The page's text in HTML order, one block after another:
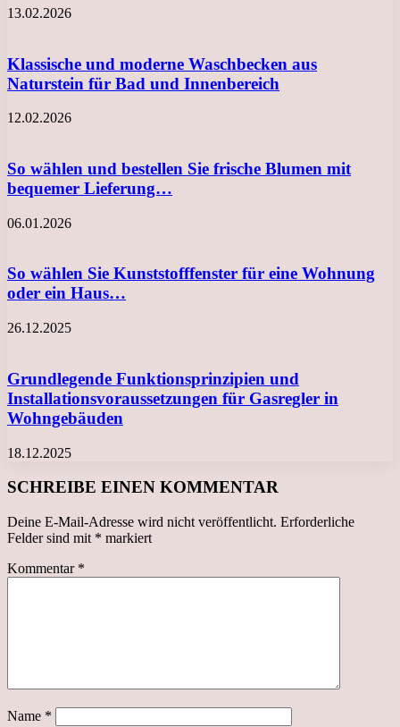
13.02.2026
Klassische und moderne Waschbecken aus
Naturstein für Bad und Innenbereich
12.02.2026
So wählen und bestellen Sie frische Blumen mit
bequemer Lieferung…
06.01.2026
So wählen Sie Kunststofffenster für eine Wohnung
oder ein Haus…
26.12.2025
Grundlegende Funktionsprinzipien und
Installationsvoraussetzungen für Gasregler in
Wohngebäuden
18.12.2025
SCHREIBE EINEN KOMMENTAR
Deine E-Mail-Adresse wird nicht veröffentlicht. Erforderliche
Felder sind mit * markiert
Kommentar *
Name *